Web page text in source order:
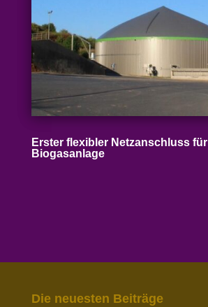
Erster flexibler Netz­an­schluss für
Biogasanlage
Die neuesten Beiträge